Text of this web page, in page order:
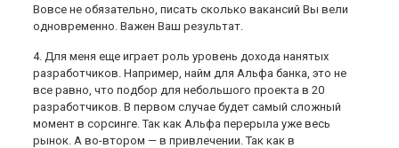
Вовсе не обязательно, писать сколько вакансий Вы вели
одновременно. Важен Ваш результат.
4. Для меня еще играет роль уровень дохода нанятых
разработчиков. Например, найм для Альфа банка, это не
все равно, что подбор для небольшого проекта в 20
разработчиков. В первом случае будет самый сложный
момент в сорсинге. Так как Альфа перерыла уже весь
рынок. А во-втором — в привлечении. Так как в